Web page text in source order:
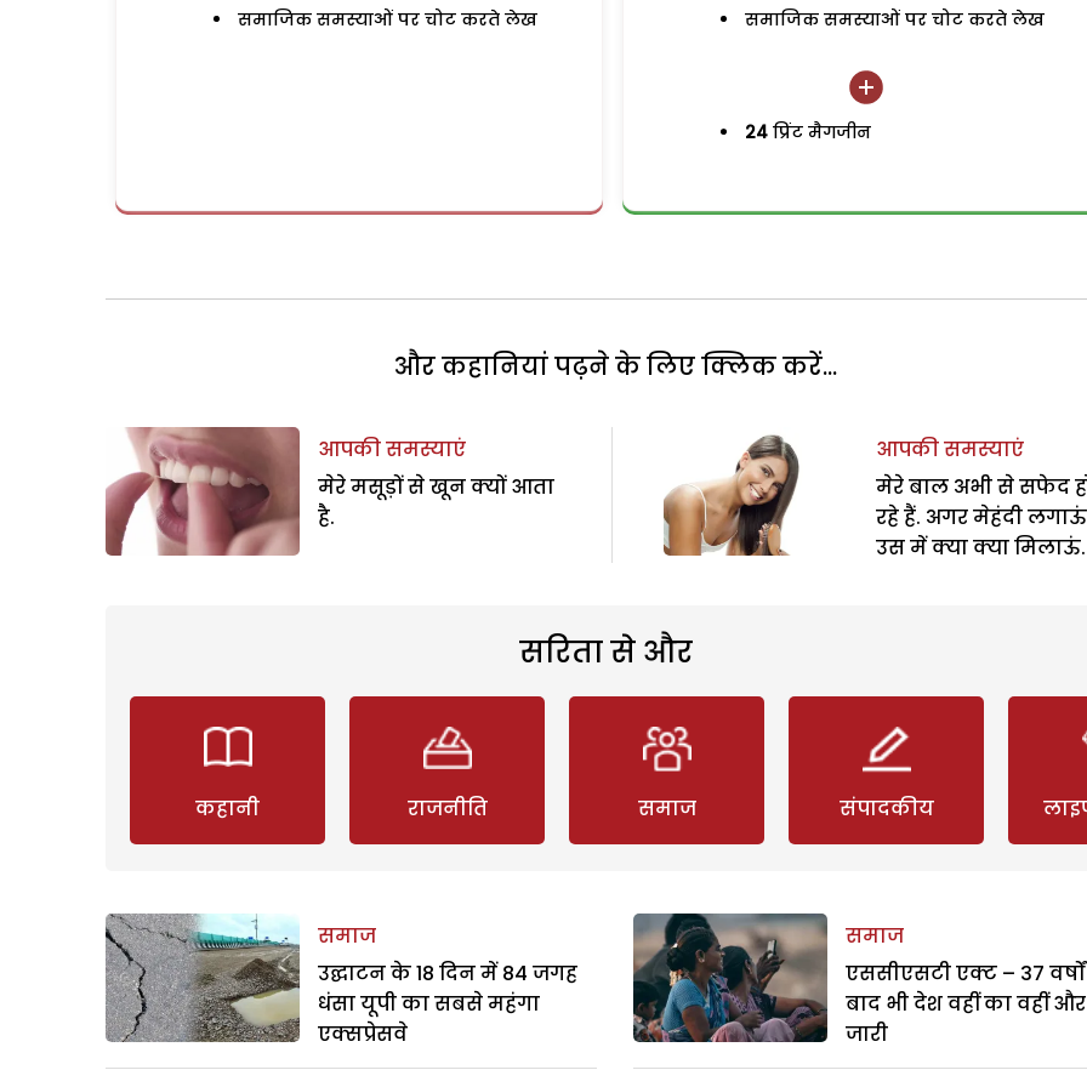
समाजिक समस्याओं पर चोट करते लेख समाजिक समस्याओं पर चोट करते लेख
24 प्रिंट मैगजीन
और कहानियां पढ़ने के लिए क्लिक करें...
आपकी समस्याएं
मेरे मसूड़ों से खून क्यों आता
है.
आपकी समस्याएं
मेरे बाल अभी से सफेद
रहे हैं. अगर मेहंदी
उस में क्या क्या मिलाऊं.
सरिता से और
कहानी राजनीति समाज संपादकीय
समाज
उद्घाटन के 18 दिन में 84 जगह
धंसा यूपी का सबसे महंगा
एक्सप्रेसवे
समाज
एससीएसटी एक्ट – 37 वर्षों
बाद भी देश वहीं का वहीं
जारी